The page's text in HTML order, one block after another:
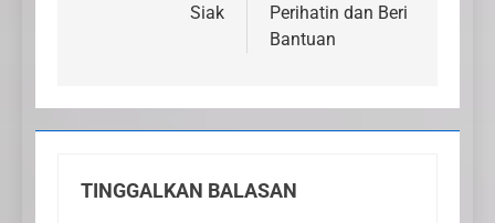
Siak
Perihatin dan Beri
Bantuan
TINGGALKAN BALASAN